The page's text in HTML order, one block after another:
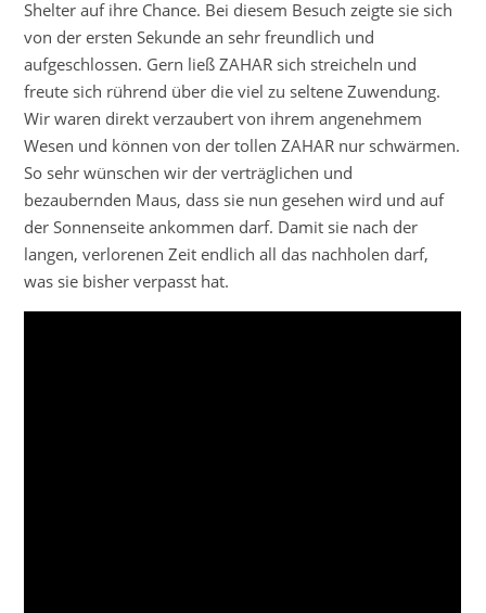
Shelter auf ihre Chance. Bei diesem Besuch zeigte sie sich
von der ersten Sekunde an sehr freundlich und
aufgeschlossen. Gern ließ ZAHAR sich streicheln und
freute sich rührend über die viel zu seltene Zuwendung.
Wir waren direkt verzaubert von ihrem angenehmem
Wesen und können von der tollen ZAHAR nur schwärmen.
So sehr wünschen wir der verträglichen und
bezaubernden Maus, dass sie nun gesehen wird und auf
der Sonnenseite ankommen darf. Damit sie nach der
langen, verlorenen Zeit endlich all das nachholen darf,
was sie bisher verpasst hat.